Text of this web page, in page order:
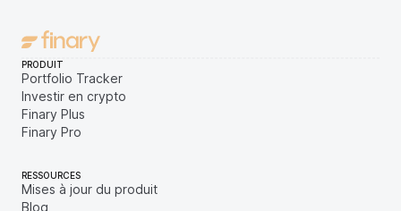
PRODUIT
Portfolio Tracker
Investir en crypto
Finary Plus
Finary Pro
RESSOURCES
Mises à jour du produit
Blog